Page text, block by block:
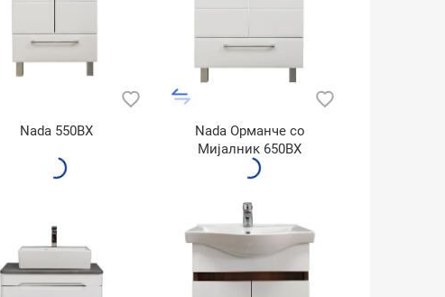
Nada 550BX
Nada Орманче со
Мијалник 650BX